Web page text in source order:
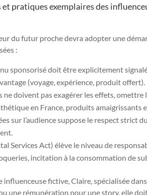
pratiques exemplaires des
du futur proche devra adopter une
:
sponsorisé doit être explicitement
(voyage, expérience, produit offert).
doivent pas exagérer les effets, omettre
en France, produits amaigrissants
sur l’audience suppose le respect strict
Services Act) élève le niveau de
incitation à la consommation de
fictive, Claire, spécialisée
une rémunération pour une story, elle